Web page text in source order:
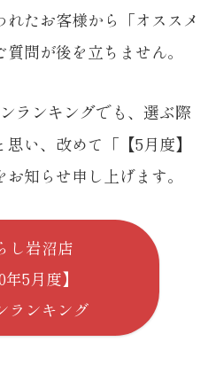
たお客様から「オススメ
問が後を立ちません。
ランキングでも、選ぶ際
い、改めて「【5月度】
知らせ申し上げます。
し岩沼店
年5月度】
ランキング